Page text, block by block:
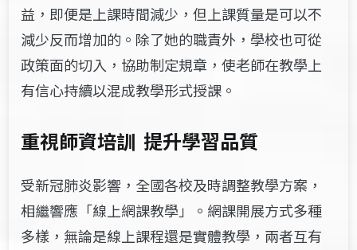
益，即便是上課時間減少，但上課質量是可以不
減少反而增加的。除了她的職責外，學校也可從
政策面的切入，協助制定規章，使老師在教學上
有信心持續以混成教學形式授課。
重視師資培訓 提升學習品質
受新冠肺炎影響，全國各校及時調整教學方案，
相繼響應「線上網課教學」。網課開展方式多種
多樣，無論是線上課程還是實體教學，兩者互有